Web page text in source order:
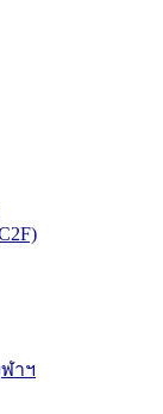
าฯ